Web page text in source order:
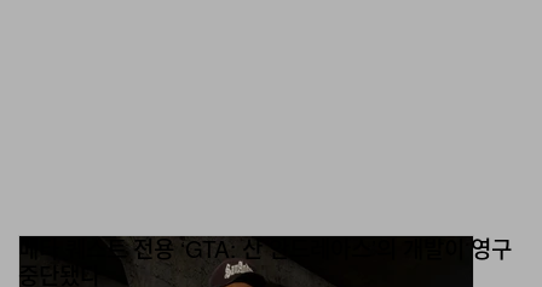
메타 퀘스트 전용 ‘GTA: 산 안드레아스’의 개발이 영구